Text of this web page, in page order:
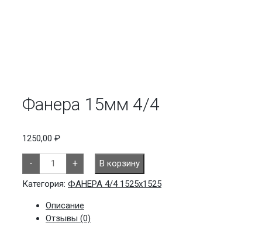
Фанера 15мм 4/4
1250,00 ₽
-
Количество
товара
Фанера
15мм
4/4
+
В корзину
Категория: ФАНЕРА 4/4 1525х1525
Описание
Отзывы (0)